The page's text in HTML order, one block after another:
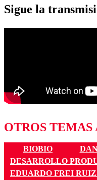
Sigue la
OTROS TEMAS
BIOBIO
DESARROLLO
EDUARDO FREI